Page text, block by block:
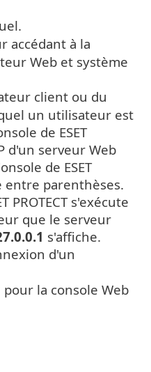
accédant à la
Web et système
client ou du
un utilisateur est
de ESET
d'un serveur Web
de ESET
entre parenthèses.
PROTECT s'exécute
que le serveur
s'affiche.
d'un
la console Web